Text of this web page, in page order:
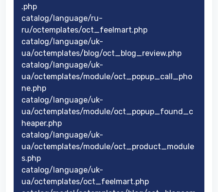
.php
catalog/language/ru-
ru/octemplates/oct_feelmart.php
catalog/language/uk-
ua/octemplates/blog/oct_blog_review.php
catalog/language/uk-
ua/octemplates/module/oct_popup_call_pho
ne.php
catalog/language/uk-
ua/octemplates/module/oct_popup_found_c
heaper.php
catalog/language/uk-
ua/octemplates/module/oct_product_module
s.php
catalog/language/uk-
ua/octemplates/oct_feelmart.php